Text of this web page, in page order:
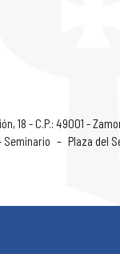
18 - C.P.: 49001 -
Seminario – Plaza del